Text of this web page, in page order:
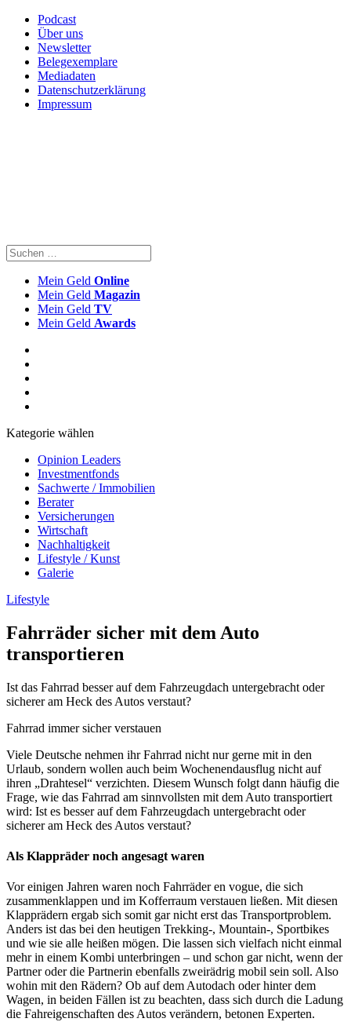
Podcast
Über uns
Newsletter
Belegexemplare
Mediadaten
Datenschutzerklärung
Impressum
Mein Geld Online
Mein Geld Magazin
Mein Geld TV
Mein Geld Awards
Kategorie wählen
Opinion Leaders
Investmentfonds
Sachwerte / Immobilien
Berater
Versicherungen
Wirtschaft
Nachhaltigkeit
Lifestyle / Kunst
Galerie
Lifestyle
Fahrräder sicher mit dem Auto
transportieren
Ist das Fahrrad besser auf dem Fahrzeugdach untergebracht oder
sicherer am Heck des Autos verstaut?
Fahrrad immer sicher verstauen
Viele Deutsche nehmen ihr Fahrrad nicht nur gerne mit in den
Urlaub, sondern wollen auch beim Wochenendausflug nicht auf
ihren „Drahtesel“ verzichten. Diesem Wunsch folgt dann häufig die
Frage, wie das Fahrrad am sinnvollsten mit dem Auto transportiert
wird: Ist es besser auf dem Fahrzeugdach untergebracht oder
sicherer am Heck des Autos verstaut?
Als Klappräder noch angesagt waren
Vor einigen Jahren waren noch Fahrräder en vogue, die sich
zusammenklappen und im Kofferraum verstauen ließen. Mit diesen
Klapprädern ergab sich somit gar nicht erst das Transportproblem.
Anders ist das bei den heutigen Trekking-, Mountain-, Sportbikes
und wie sie alle heißen mögen. Die lassen sich vielfach nicht einmal
mehr in einem Kombi unterbringen – und schon gar nicht, wenn der
Partner oder die Partnerin ebenfalls zweirädrig mobil sein soll. Also
wohin mit den Rädern? Ob auf dem Autodach oder hinter dem
Wagen, in beiden Fällen ist zu beachten, dass sich durch die Ladung
die Fahreigenschaften des Autos verändern, betonen Experten.